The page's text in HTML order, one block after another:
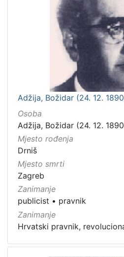
Adžija, Božidar (24. 12.
Osoba
Adžija, Božidar (24. 12.
Mjesto rođenja
Drniš
Mjesto smrti
Zagreb
Zanimanje
publicist • pravnik
Zanimanje
Hrvatski pravnik,